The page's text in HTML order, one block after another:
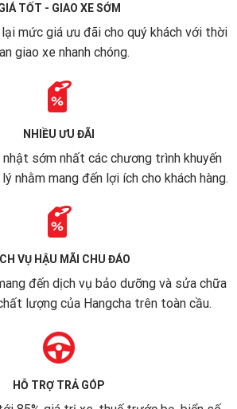
TỐT - GIAO XE SỚM
mức giá ưu đãi cho quý khách với thời
giao xe nhanh chóng.
NHIỀU ƯU ĐÃI
sớm nhất các chương trình khuyến
nhằm mang đến lợi ích cho khách hàng.
VỤ HẬU MÃI CHU ĐÁO
đến dịch vụ bảo dưỡng và sửa chữa
lượng của Hangcha trên toàn cầu.
HỖ TRỢ TRẢ GÓP